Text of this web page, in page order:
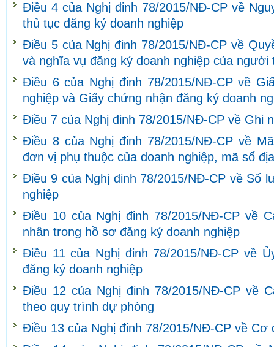
Điều 4 của Nghị đinh 78/2015/NĐ-CP về
thủ tục đăng ký doanh nghiệp
Điều 5 của Nghị đinh 78/2015/NĐ-CP về
và nghĩa vụ đăng ký doanh nghiệp của người
Điều 6 của Nghị đinh 78/2015/NĐ-CP về
nghiệp và Giấy chứng nhận đăng ký doanh
Điều 7 của Nghị đinh 78/2015/NĐ-CP về Ghi
Điều 8 của Nghị đinh 78/2015/NĐ-CP về
đơn vị phụ thuộc của doanh nghiệp, mã số
Điều 9 của Nghị đinh 78/2015/NĐ-CP về Số
nghiệp
Điều 10 của Nghị đinh 78/2015/NĐ-CP về
nhân trong hồ sơ đăng ký doanh nghiệp
Điều 11 của Nghị đinh 78/2015/NĐ-CP về
đăng ký doanh nghiệp
Điều 12 của Nghị đinh 78/2015/NĐ-CP về
theo quy trình dự phòng
Điều 13 của Nghị đinh 78/2015/NĐ-CP về Cơ